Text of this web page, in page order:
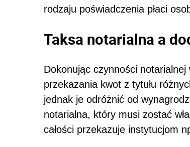
rodzaju poświadczenia płaci
Taksa notarialna a
Dokonując czynności
przekazania kwot z tytułu
jednak je odróżnić od
notarialna, który musi zostać
całości przekazuje instytucjom